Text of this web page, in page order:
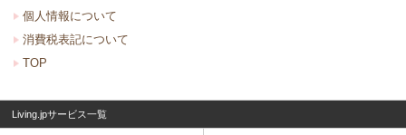
個人情報について
消費税表記について
TOP
Living.jpサービス一覧